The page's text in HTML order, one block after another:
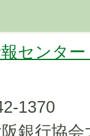
センタ
1370
銀行協